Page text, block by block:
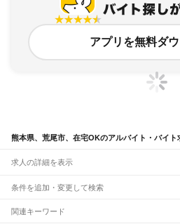
アプリを無料ダ
熊本県、荒尾市、在宅OKのアルバイト・バイト
求人の詳細を表示
条件を追加・変更して検索
市区町村を追加・変更
関連キーワード